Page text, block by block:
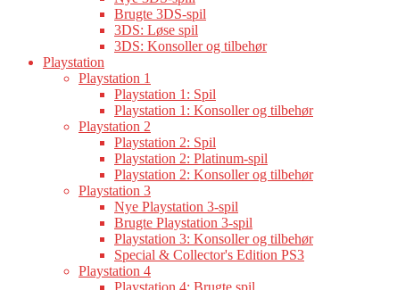
Brugte 3DS-spil
3DS: Løse spil
3DS: Konsoller og tilbehør
Playstation
Playstation 1
Playstation 1: Spil
Playstation 1: Konsoller og tilbehør
Playstation 2
Playstation 2: Spil
Playstation 2: Platinum-spil
Playstation 2: Konsoller og tilbehør
Playstation 3
Nye Playstation 3-spil
Brugte Playstation 3-spil
Playstation 3: Konsoller og tilbehør
Special & Collector's Edition PS3
Playstation 4